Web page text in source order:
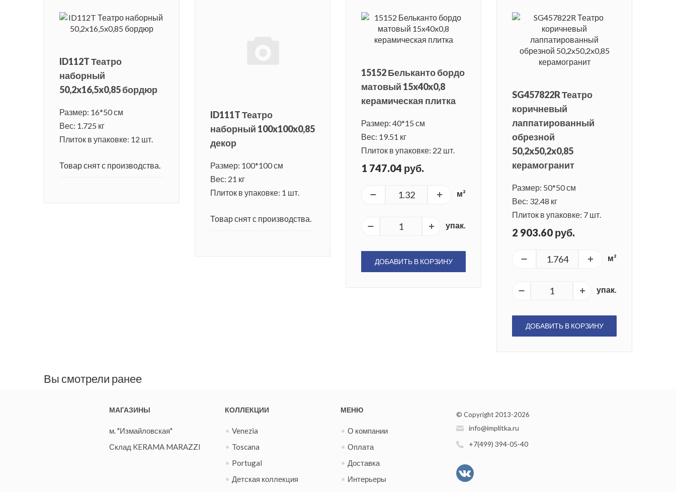
ID112T Театро
наборный
50,2x16,5x0,85 бордюр
Размер: 16*50 см
Вес: 1.725 кг
Плиток в упаковке: 12 шт.
Товар снят с производства.
ID111T Театро
наборный 100x100x0,85
декор
Размер: 100*100 см
Вес: 21 кг
Плиток в упаковке: 1 шт.
Товар снят с производства.
15152 Бельканто бордо
матовый 15x40x0,8
керамическая плитка
Размер: 40*15 см
Вес: 19.51 кг
Плиток в упаковке: 22 шт.
1 747.04 руб.
м²
упак.
ДОБАВИТЬ В КОРЗИНУ
SG457822R Театро
коричневый
лаппатированный
обрезной
50,2x50,2x0,85
керамогранит
Размер: 50*50 см
Вес: 32.48 кг
Плиток в упаковке: 7 шт.
2 903.60 руб.
м²
упак.
ДОБАВИТЬ В КОРЗИНУ
Вы смотрели ранее
МАГАЗИНЫ
м. "Измайловская"
Склад KERAMA MARAZZI
КОЛЛЕКЦИИ
Venezia
Toscana
Portugal
Детская коллекция
МЕНЮ
О компании
Оплата
Доставка
Интерьеры
© Copyright 2013-2026
info@implitka.ru
+7(499) 394-05-40